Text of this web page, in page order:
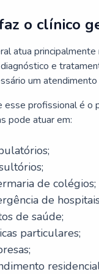
o clínico
atua
e
um
esse profissional é o
pode atuar em:
de colégios;
de
de saúde;
particulares;